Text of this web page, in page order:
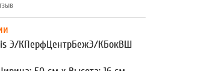
Э/КПерфЦентрБежЭ/КБокВШ